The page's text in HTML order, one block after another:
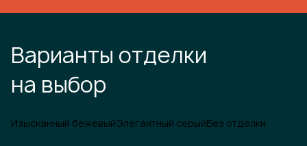
Варианты отделки
на выбор
Изысканный бежевыйЭлегантный серыйБез отделки